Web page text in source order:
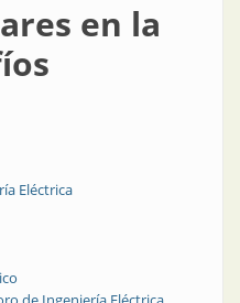
en la
Eléctrica